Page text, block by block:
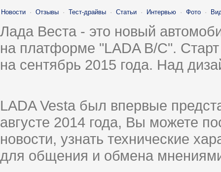
Новости · Отзывы · Тест-драйвы · Статьи · Интервью · Фото ·
Лада Веста - это новый
на платформе "LADA B/C".
на сентябрь 2015 года. Над
LADA Vesta был впервые
августе 2014 года, Вы можете
новости, узнать технические
для общения и обмена